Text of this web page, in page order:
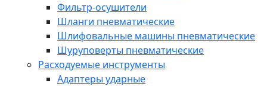
Фильтр-осушители
Шланги пневматические
Шлифовальные машины пневматические
Шуруповерты пневматические
Расходуемые инструменты
Адаптеры ударные